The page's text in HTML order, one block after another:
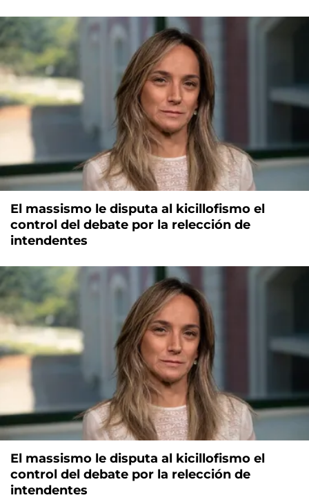
El massismo le disputa al kicillofismo el
control del debate por la relección de
intendentes
El massismo le disputa al kicillofismo el
control del debate por la relección de
intendentes